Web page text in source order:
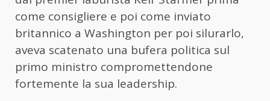
come consigliere e poi come inviato
britannico a Washington per poi silurarlo,
aveva scatenato una bufera politica sul
primo ministro compromettendone
fortemente la sua leadership.